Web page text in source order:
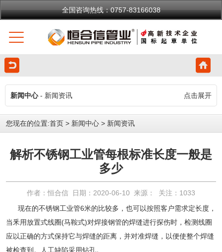
全国咨询热线：0757-83166038
新闻中心- 新闻资讯 点击展开
您现在的位置:首页 > 新闻中心 > 新闻资讯
解析不锈钢工业管每根标准长度一般是
多少
作者：恒合信 日期：2020-06-10 来源： 关注： 1033
现在的不锈钢工业管6米的比较多，也可以按照客户需求定长度，
当釆用放置式线圈(马鞍式)对焊接钢管的焊缝进行探伤时，检测线圈
应以正确的方式保持它与焊缝的距离，并对准焊缝，以便使整个焊缝
被检查到。人工缺陷采用钻孔。